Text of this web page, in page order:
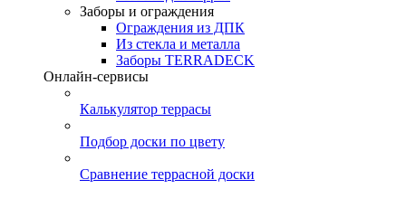
Заборы и ограждения
Ограждения из ДПК
Из стекла и металла
Заборы TERRADECK
Онлайн-сервисы
Калькулятор террасы
Подбор доски по цвету
Сравнение террасной доски